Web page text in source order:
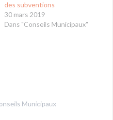
des subventions
30 mars 2019
Dans "Conseils Municipaux"
Municipaux